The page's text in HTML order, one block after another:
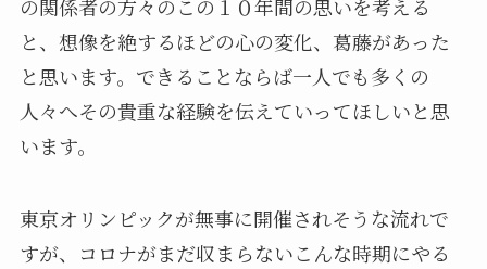
の関係者の方々のこの１０年間の思いを考える
と、想像を絶するほどの心の変化、葛藤があった
と思います。できることならば一人でも多くの
人々へその貴重な経験を伝えていってほしいと思
います。
東京オリンピックが無事に開催されそうな流れで
すが、コロナがまだ収まらないこんな時期にやる